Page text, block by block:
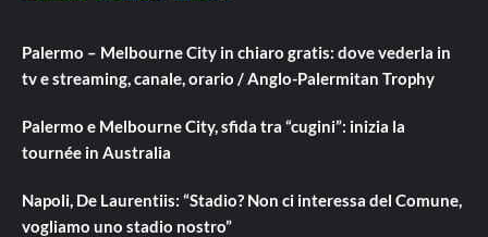
Palermo – Melbourne City in chiaro gratis: dove vederla in
tv e streaming, canale, orario / Anglo-Palermitan Trophy
Palermo e Melbourne City, sfida tra “cugini”: inizia la
tournée in Australia
Napoli, De Laurentiis: “Stadio? Non ci interessa del Comune,
vogliamo uno stadio nostro”